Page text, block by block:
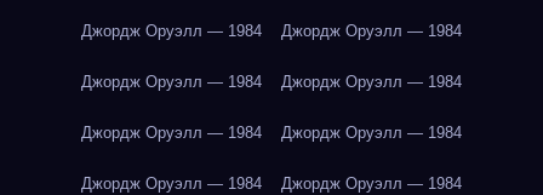
Джордж Оруэлл — 1984 Джордж Оруэлл — 1984
Джордж Оруэлл — 1984 Джордж Оруэлл — 1984
Джордж Оруэлл — 1984 Джордж Оруэлл — 1984
Джордж Оруэлл — 1984 Джордж Оруэлл — 1984